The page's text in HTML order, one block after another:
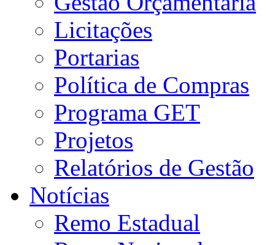
Licitações
Portarias
Política de Compras
Programa GET
Projetos
Relatórios de Gestão
Notícias
Remo Estadual